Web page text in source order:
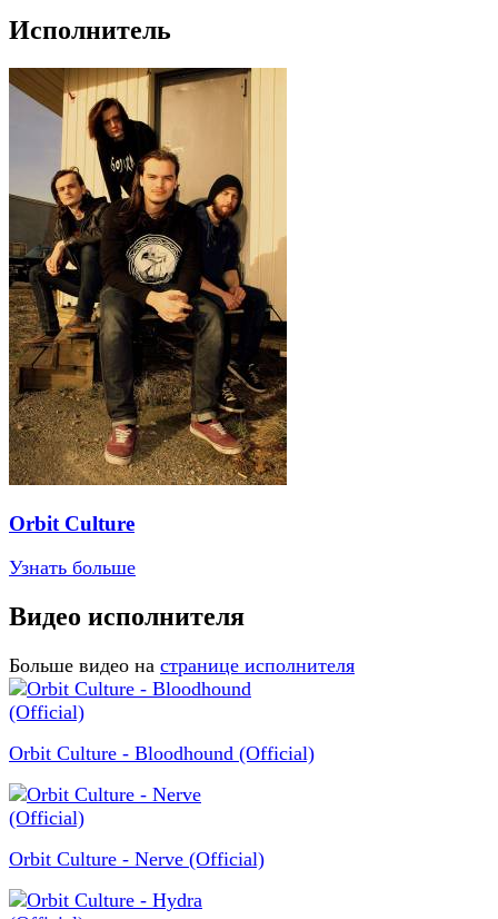
Исполнитель
Orbit Culture
Узнать больше
Видео исполнителя
Больше видео на странице исполнителя
Orbit Culture - Bloodhound (Official)
Orbit Culture - Nerve (Official)